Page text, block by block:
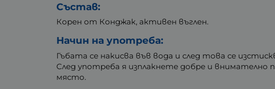
Състав:
Корен от Конджак, активен въглен.
Начин на употреба:
Гъбата се накисва във вода и след това се
След употреба я изплакнете добре и
място.